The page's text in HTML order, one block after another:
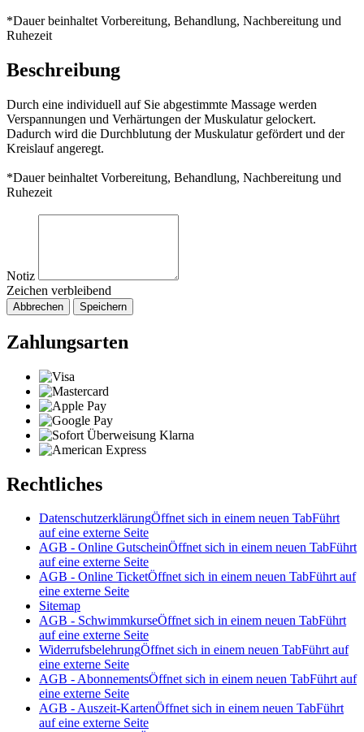
*Dauer beinhaltet Vorbereitung, Behandlung, Nachbereitung und
Ruhezeit
Beschreibung
Durch eine individuell auf Sie abgestimmte Massage werden
Verspannungen und Verhärtungen der Muskulatur gelockert.
Dadurch wird die Durchblutung der Muskulatur gefördert und der
Kreislauf angeregt.
*Dauer beinhaltet Vorbereitung, Behandlung, Nachbereitung und
Ruhezeit
Notiz
Zeichen verbleibend
Abbrechen Speichern
Zahlungsarten
Rechtliches
DatenschutzerklärungÖffnet sich in einem neuen TabFührt
auf eine externe Seite
AGB - Online GutscheinÖffnet sich in einem neuen TabFührt
auf eine externe Seite
AGB - Online TicketÖffnet sich in einem neuen TabFührt auf
eine externe Seite
Sitemap
AGB - SchwimmkurseÖffnet sich in einem neuen TabFührt
auf eine externe Seite
WiderrufsbelehrungÖffnet sich in einem neuen TabFührt auf
eine externe Seite
AGB - AbonnementsÖffnet sich in einem neuen TabFührt auf
eine externe Seite
AGB - Auszeit-KartenÖffnet sich in einem neuen TabFührt
auf eine externe Seite